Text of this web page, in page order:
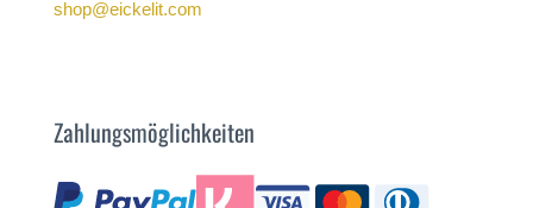
shop@eickelit.com
Zahlungsmöglichkeiten